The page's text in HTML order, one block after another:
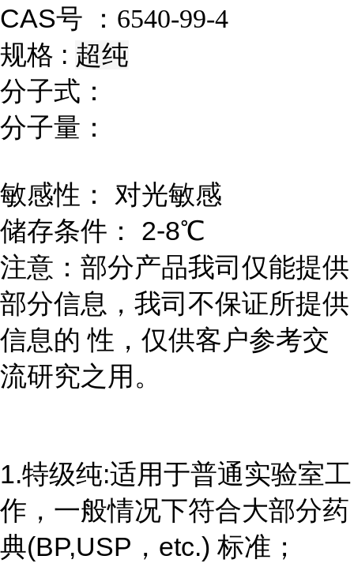
CAS号 ： 6540-99-4
规格 : 超纯
分子式：
分子量：
敏感性： 对光敏感
储存条件： 2-8℃
注意：部分产品我司仅能提供
部分信息，我司不保证所提供
信息的 性，仅供客户参考交
流研究之用。
1.特级纯:适用于普通实验室工
作，一般情况下符合大部分药
典(BP,USP，etc.) 标准；